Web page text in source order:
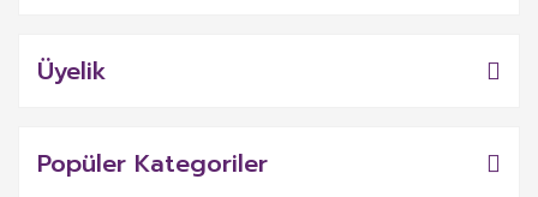
Üyelik
Popüler Kategoriler